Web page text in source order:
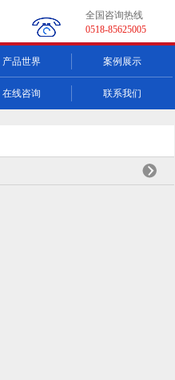
全国咨询热线
0518-85625005
产品世界 案例展示
在线咨询 联系我们